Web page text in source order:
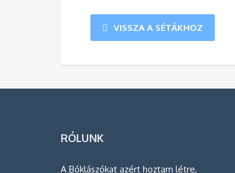
VISSZA A SÉTÁKHOZ
RÓLUNK
A Bóklászókat azért hoztam létre,